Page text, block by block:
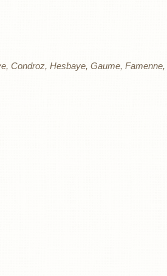
Condroz Hesbaye Gaume Famenne